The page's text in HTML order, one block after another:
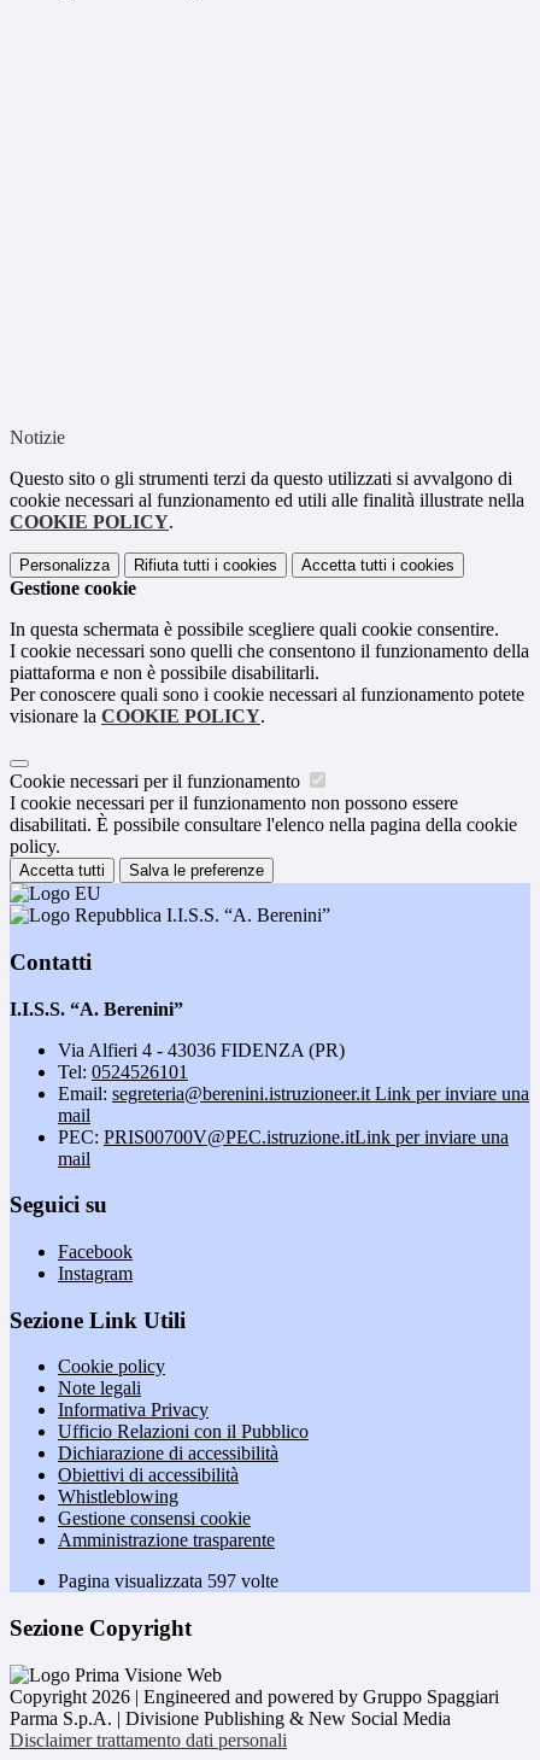
Notizie
Questo sito o gli strumenti terzi da questo utilizzati si avvalgono di
cookie necessari al funzionamento ed utili alle finalità illustrate nella
COOKIE POLICY.
Personalizza Rifiuta tutti i cookies Accetta tutti i cookies
Gestione cookie
In questa schermata è possibile scegliere quali cookie consentire.
I cookie necessari sono quelli che consentono il funzionamento della
piattaforma e non è possibile disabilitarli.
Per conoscere quali sono i cookie necessari al funzionamento potete
visionare la COOKIE POLICY.
Cookie necessari per il funzionamento
I cookie necessari per il funzionamento non possono essere
disabilitati. È possibile consultare l'elenco nella pagina della cookie
policy.
Accetta tutti Salva le preferenze
I.I.S.S. “A. Berenini”
Contatti
I.I.S.S. “A. Berenini”
Via Alfieri 4 - 43036 FIDENZA (PR)
Tel: 0524526101
Email: segreteria@berenini.istruzioneer.it Link per inviare una
mail
PEC: PRIS00700V@PEC.istruzione.itLink per inviare una
mail
Seguici su
Facebook
Instagram
Sezione Link Utili
Cookie policy
Note legali
Informativa Privacy
Ufficio Relazioni con il Pubblico
Dichiarazione di accessibilità
Obiettivi di accessibilità
Whistleblowing
Gestione consensi cookie
Amministrazione trasparente
Pagina visualizzata 597 volte
Sezione Copyright
Copyright 2026 | Engineered and powered by Gruppo Spaggiari
Parma S.p.A. | Divisione Publishing & New Social Media
Disclaimer trattamento dati personali